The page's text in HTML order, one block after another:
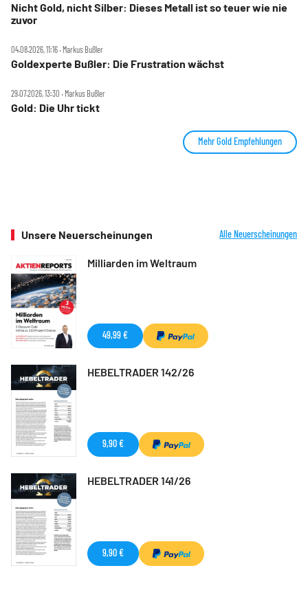
Nicht Gold, nicht Silber: Dieses Metall ist so teuer wie nie
zuvor
04.08.2026, 11:16 ‧ Markus Bußler
Goldexperte Bußler: Die Frustration wächst
29.07.2026, 13:30 ‧ Markus Bußler
Gold: Die Uhr tickt
Mehr Gold Empfehlungen
Unsere Neuerscheinungen Alle Neuerscheinungen
Milliarden im Weltraum
49,99 €
HEBELTRADER 142/26
9,90 €
HEBELTRADER 141/26
9,90 €